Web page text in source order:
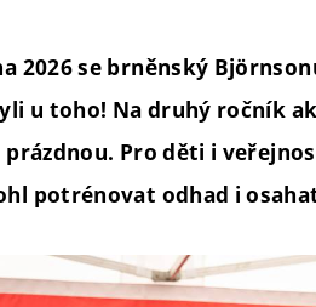
2026 se brněnský
u toho! Na druhý ročník
prázdnou. Pro děti i
potrénovat odhad i